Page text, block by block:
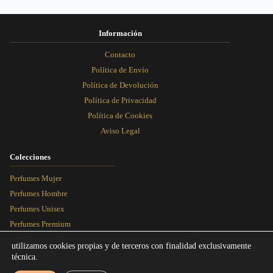
producto
producto
producto
producto
Información
Contacto
Política de Envío
Política de Devolución
Política de Privacidad
Política de Cookies
Aviso Legal
Colecciones
Perfumes Mujer
Perfumes Hombre
Perfumes Unisex
Perfumes Premium
utilizamos cookies propias y de terceros con finalidad exclusivamente
técnica.